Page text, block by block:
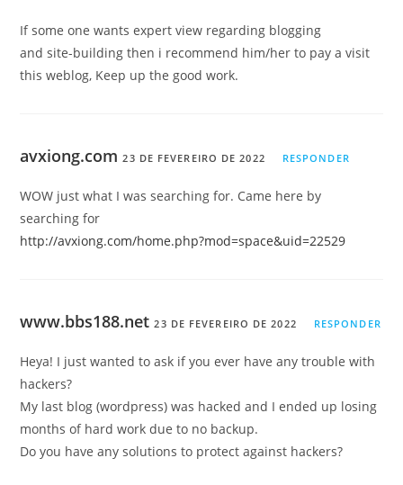
If some one wants expert view regarding blogging
and site-building then i recommend him/her to pay a visit
this weblog, Keep up the good work.
avxiong.com 23 DE FEVEREIRO DE 2022 RESPONDER
WOW just what I was searching for. Came here by
searching for
http://avxiong.com/home.php?mod=space&uid=22529
www.bbs188.net 23 DE FEVEREIRO DE 2022 RESPONDER
Heya! I just wanted to ask if you ever have any trouble with
hackers?
My last blog (wordpress) was hacked and I ended up losing
months of hard work due to no backup.
Do you have any solutions to protect against hackers?